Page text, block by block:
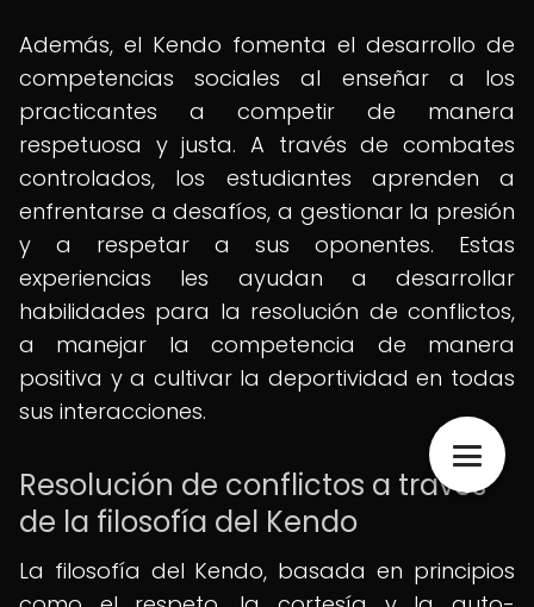
Además, el Kendo fomenta el desarrollo de
competencias sociales al enseñar a los
practicantes a competir de manera
respetuosa y justa. A través de combates
controlados, los estudiantes aprenden a
enfrentarse a desafíos, a gestionar la presión
y a respetar a sus oponentes. Estas
experiencias les ayudan a desarrollar
habilidades para la resolución de conflictos,
a manejar la competencia de manera
positiva y a cultivar la deportividad en todas
sus interacciones.
Resolución de conflictos a través
de la filosofía del Kendo
La filosofía del Kendo, basada en principios